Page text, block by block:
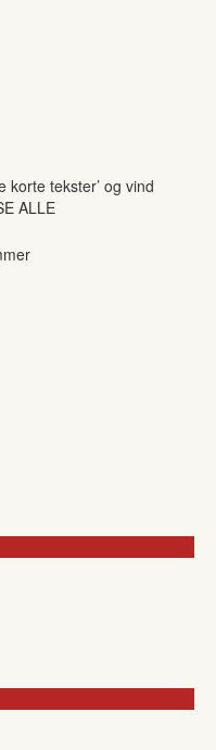
korte tekster’ og vind
ALLE